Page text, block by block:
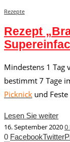
Rezepte
Rezept
Mindestens 1 Tag
bestimmt 7 Tage
Picknick und
Lesen Sie weiter
16. September 20200
0 FacebookTwitter